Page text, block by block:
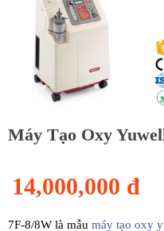
Máy Tạo Oxy
14,000,000 đ
7F-8/8W là mẫu máy tạo oxy y